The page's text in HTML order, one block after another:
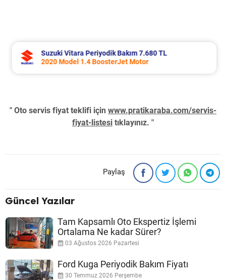
Suzuki Vitara Periyodik Bakım 7.680 TL
2020 Model 1.4 BoosterJet Motor
" Oto servis fiyat teklifi için www.pratikaraba.com/servis-
fiyat-listesi tıklayınız. "
Paylaş
Güncel Yazılar
Tam Kapsamlı Oto Ekspertiz İşlemi
Ortalama Ne kadar Sürer?
03 Ağustos 2026 Pazartesi
Ford Kuga Periyodik Bakım Fiyatı
30 Temmuz 2026 Perşembe